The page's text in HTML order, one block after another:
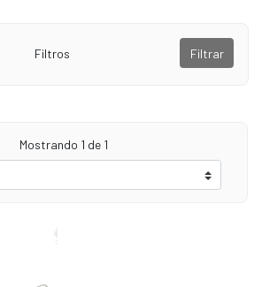
Filtros Filtrar
Mostrando 1 de 1